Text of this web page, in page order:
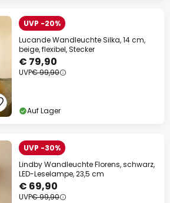
UVP -20%
Lucande Wandleuchte Silka, 14 cm,
beige, flexibel, Stecker
€ 79,90
UVP€ 99,90
Auf Lager
UVP -30%
Lindby Wandleuchte Florens, schwarz,
LED-Leselampe, 23,5 cm
€ 69,90
UVP€ 99,90